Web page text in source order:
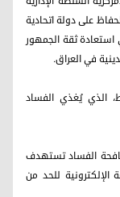
على دولة اتحادية
ثقة الجمهور
في العراق.
الذي يُغذي الفساد
الفساد تستهدف
للحد من